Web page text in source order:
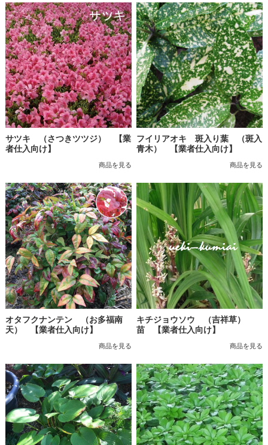
サツキ （さつきツツジ） 【業
者仕入向け】
商品を見る
フイリアオキ 斑入り葉 （斑入
青木） 【業者仕入向け】
商品を見る
オタフクナンテン （お多福南
天） 【業者仕入向け】
商品を見る
キチジョウソウ （吉祥草）
苗 【業者仕入向け】
商品を見る